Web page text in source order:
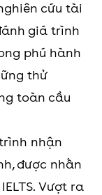
cứu tài
giá trình
phú hành
thử
toàn cầu
nhận
được nhấn
Vượt ra